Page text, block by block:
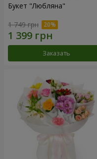
Букет "Любляна"
1 749 грн
Заказать